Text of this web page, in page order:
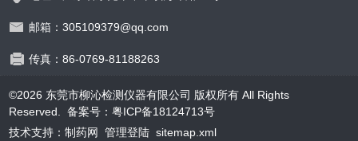
邮箱：305109379@qq.com
传真：86-0769-81188263
©2026 东莞市柳沁检测仪器有限公司 版权所有 All Rights
Reserved.备案号：粤ICP备18124713号
技术支持：制药网 管理登陆 sitemap.xml